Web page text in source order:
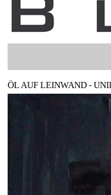
ÖL AUF LEINWAND -